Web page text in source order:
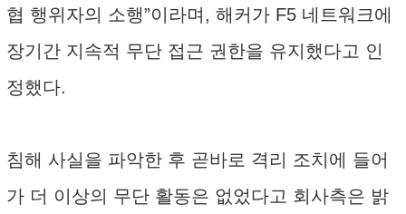
협 행위자의 소행”이라며, 해커가 F5 네트워크에
장기간 지속적 무단 접근 권한을 유지했다고 인
정했다.
침해 사실을 파악한 후 곧바로 격리 조치에 들어
가 더 이상의 무단 활동은 없었다고 회사측은 밝